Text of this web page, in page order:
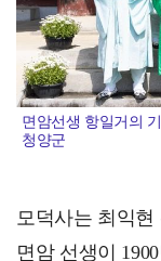
면암선생 항일거의
청양군
모덕사는 최익
면암 선생이